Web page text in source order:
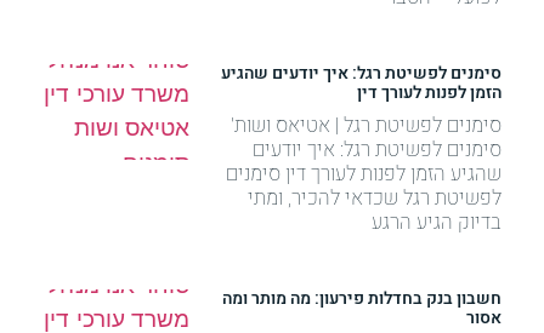
סימנים לפשיטת רגל: איך יודעים שהגיע
הזמן לפנות לעורך דין
סימנים לפשיטת רגל | אטיאס ושות'
סימנים לפשיטת רגל: איך יודעים
שהגיע הזמן לפנות לעורך דין סימנים
לפשיטת רגל שכדאי להכיר, ומתי
בדיוק הגיע הרגע
חשבון בנק בחדלות פירעון: מה מותר ומה
אסור